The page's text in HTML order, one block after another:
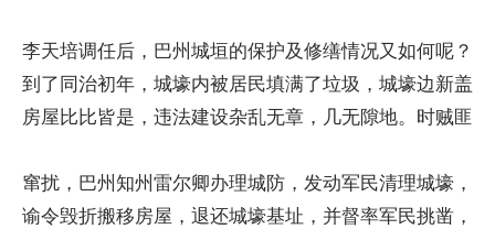
李天培调任后，巴州城垣的保护及修缮情况又如何呢？
到了同治初年，城壕内被居民填满了垃圾，城壕边新盖
房屋比比皆是，违法建设杂乱无章，几无隙地。时贼匪
窜扰，巴州知州雷尔卿办理城防，发动军民清理城壕，
谕令毁折搬移房屋，退还城壕基址，并督率军民挑凿，